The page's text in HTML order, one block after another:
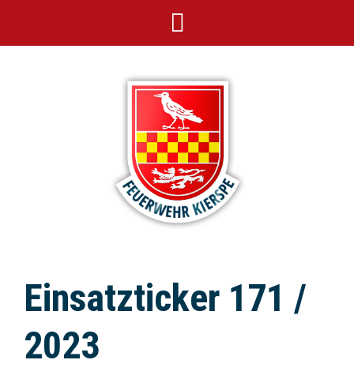
Einsatzticker 171 /
2023